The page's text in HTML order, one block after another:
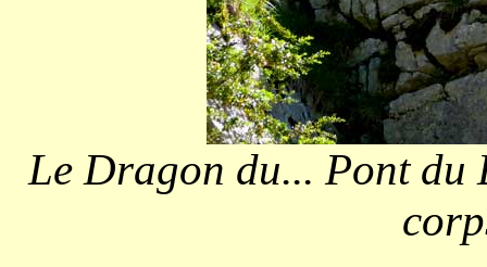
Le Dragon du... Pont du